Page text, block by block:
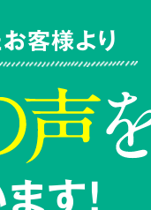
客様より
す!